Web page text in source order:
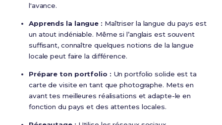
l'avance.
Apprends la langue : Maîtriser la langue du pays est
un atout indéniable. Même si l’anglais est souvent
suffisant, connaître quelques notions de la langue
locale peut faire la différence.
Prépare ton portfolio : Un portfolio solide est ta
carte de visite en tant que photographe. Mets en
avant tes meilleures réalisations et adapte-le en
fonction du pays et des attentes locales.